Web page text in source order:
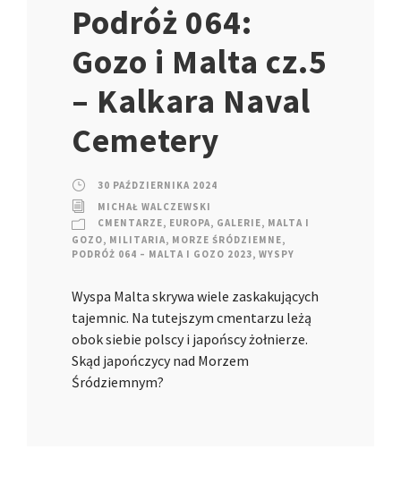
Podróż 064:
Gozo i Malta cz.5
– Kalkara Naval
Cemetery
30 PAŹDZIERNIKA 2024
MICHAŁ WALCZEWSKI
CMENTARZE, EUROPA, GALERIE, MALTA I
GOZO, MILITARIA, MORZE ŚRÓDZIEMNE,
PODRÓŻ 064 – MALTA I GOZO 2023, WYSPY
Wyspa Malta skrywa wiele zaskakujących
tajemnic. Na tutejszym cmentarzu leżą
obok siebie polscy i japońscy żołnierze.
Skąd japończycy nad Morzem
Śródziemnym?